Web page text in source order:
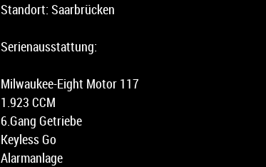
Standort: Saarbrücken
Serienausstattung:
Milwaukee-Eight Motor 117
1.923 CCM
6.Gang Getriebe
Keyless Go
Alarmanlage